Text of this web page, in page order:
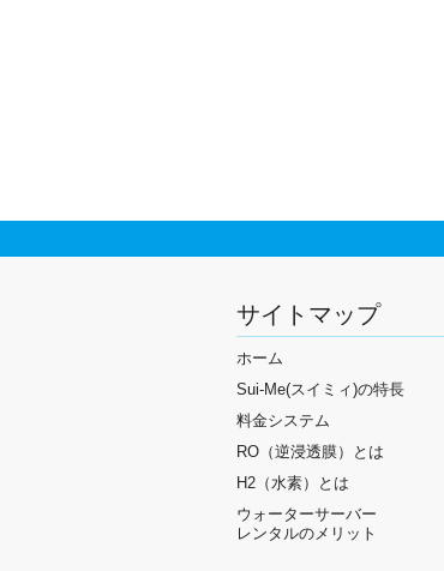
サイトマップ
ホーム
Sui-Me(スイミィ)の特長
料金システム
RO（逆浸透膜）とは
H2（水素）とは
ウォーターサーバー
レンタルのメリット